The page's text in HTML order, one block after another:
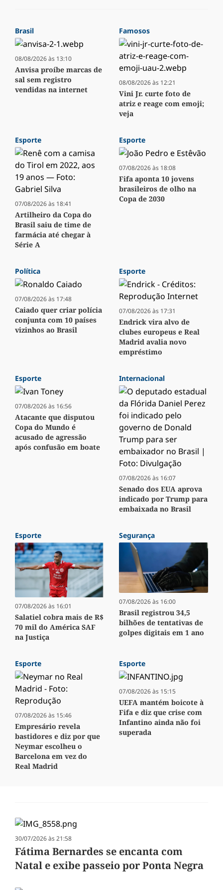
Brasil
08/08/2026 às 13:10
Anvisa proíbe marcas de
sal sem registro
vendidas na internet
Famosos
08/08/2026 às 12:21
Vini Jr. curte foto de
atriz e reage com emoji;
veja
Esporte
07/08/2026 às 18:41
Artilheiro da Copa do
Brasil saiu de time de
farmácia até chegar à
Série A
Esporte
07/08/2026 às 18:08
Fifa aponta 10 jovens
brasileiros de olho na
Copa de 2030
Política
07/08/2026 às 17:48
Caiado quer criar polícia
conjunta com 10 países
vizinhos ao Brasil
Esporte
07/08/2026 às 17:31
Endrick vira alvo de
clubes europeus e Real
Madrid avalia novo
empréstimo
Esporte
07/08/2026 às 16:56
Atacante que disputou
Copa do Mundo é
acusado de agressão
após confusão em boate
Internacional
07/08/2026 às 16:07
Senado dos EUA aprova
indicado por Trump para
embaixada no Brasil
Esporte
07/08/2026 às 16:01
Salatiel cobra mais de R$
70 mil do América SAF
na Justiça
Segurança
07/08/2026 às 16:00
Brasil registrou 34,5
bilhões de tentativas de
golpes digitais em 1 ano
Esporte
07/08/2026 às 15:46
Empresário revela
bastidores e diz por que
Neymar escolheu o
Barcelona em vez do
Real Madrid
Esporte
07/08/2026 às 15:15
UEFA mantém boicote à
Fifa e diz que crise com
Infantino ainda não foi
superada
30/07/2026 às 21:58
Fátima Bernardes se encanta com
Natal e exibe passeio por Ponta Negra